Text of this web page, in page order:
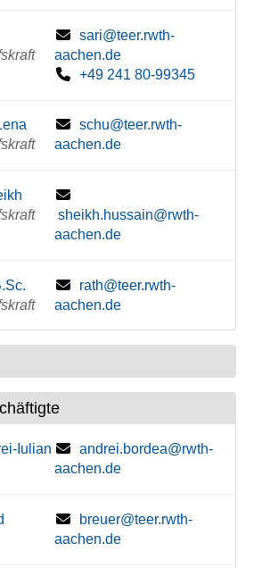
sari@teer.rwth-
aachen.de
+49 241 80-99345
schu@teer.rwth-
aachen.de
sheikh.hussain@rwth-
aachen.de
rath@teer.rwth-
aachen.de
Iulian
andrei.bordea@rwth-
aachen.de
breuer@teer.rwth-
aachen.de